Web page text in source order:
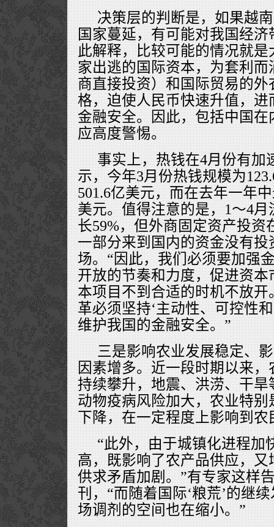
决策层的判断是，如果越
国家蔓延，有可能对我国经
此解释，比较可能的情况就
家出逃的国际资本，为套利
商直接投资）和国际贸易的
格，迫使人民币快速升值，
金融安全。因此，包括中国
应高度警惕。
事实上，热钱在4月份有加
示，今年3月份热钱规模为
501.6亿美元，而在去年一年
美元。值得注意的是，1～4
长59%，但外商固定资产投资
一部分来到国内的资金没有
场。“因此，我们必须要加强
开放的节奏和力度，促进资
本项目不到合适的时机不放
革必须坚持‘主动性、可控性
维护我国的金融安全。”
三是影响农业发展稳定、
因素增多。近一段时期以来
持续攀升，地震、洪涝、干
动物疫病风险加大，农业特
下降，在一定程度上影响到
“此外，由于城镇化进程加
高，既影响了农产品供应，
供求矛盾加剧。”有专家这样
刊，“而随着国际‘粮荒’的继
场调剂的空间也在缩小。”